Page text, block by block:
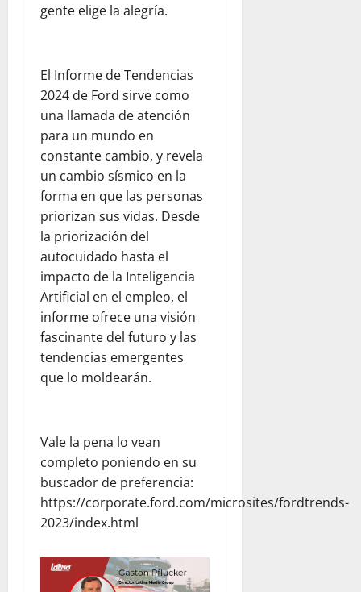
gente elige la alegría.
El Informe de Tendencias
2024 de Ford sirve como
una llamada de atención
para un mundo en
constante cambio, y revela
un cambio sísmico en la
forma en que las personas
priorizan sus vidas. Desde
la priorización del
autocuidado hasta el
impacto de la Inteligencia
Artificial en el empleo, el
informe ofrece una visión
fascinante del futuro y las
tendencias emergentes
que lo moldearán.
Vale la pena lo vean
completo poniendo en su
buscador de preferencia:
https://corporate.ford.com/microsites/fordtrends-
2023/index.html